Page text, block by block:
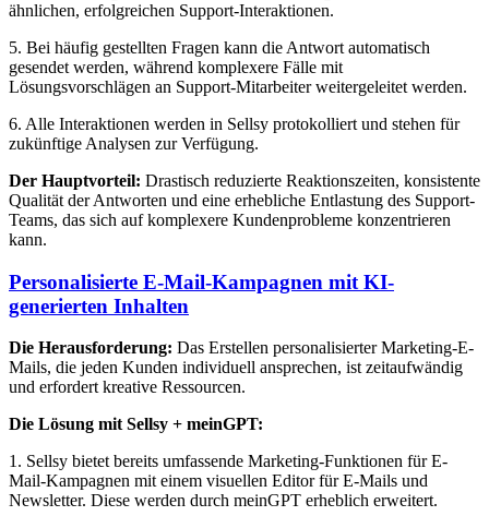
ähnlichen, erfolgreichen Support-Interaktionen.
5. Bei häufig gestellten Fragen kann die Antwort automatisch
gesendet werden, während komplexere Fälle mit
Lösungsvorschlägen an Support-Mitarbeiter weitergeleitet werden.
6. Alle Interaktionen werden in Sellsy protokolliert und stehen für
zukünftige Analysen zur Verfügung.
Der Hauptvorteil: Drastisch reduzierte Reaktionszeiten, konsistente
Qualität der Antworten und eine erhebliche Entlastung des Support-
Teams, das sich auf komplexere Kundenprobleme konzentrieren
kann.
Personalisierte E-Mail-Kampagnen mit KI-
generierten Inhalten
Die Herausforderung: Das Erstellen personalisierter Marketing-E-
Mails, die jeden Kunden individuell ansprechen, ist zeitaufwändig
und erfordert kreative Ressourcen.
Die Lösung mit Sellsy + meinGPT:
1. Sellsy bietet bereits umfassende Marketing-Funktionen für E-
Mail-Kampagnen mit einem visuellen Editor für E-Mails und
Newsletter. Diese werden durch meinGPT erheblich erweitert.